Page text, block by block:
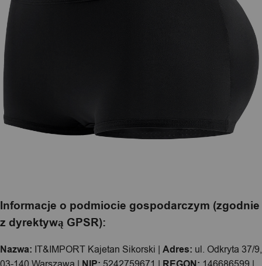
Informacje o podmiocie gospodarczym (zgodnie
z dyrektywą GPSR):
Nazwa: IT&IMPORT Kajetan Sikorski | Adres: ul. Odkryta 37/9,